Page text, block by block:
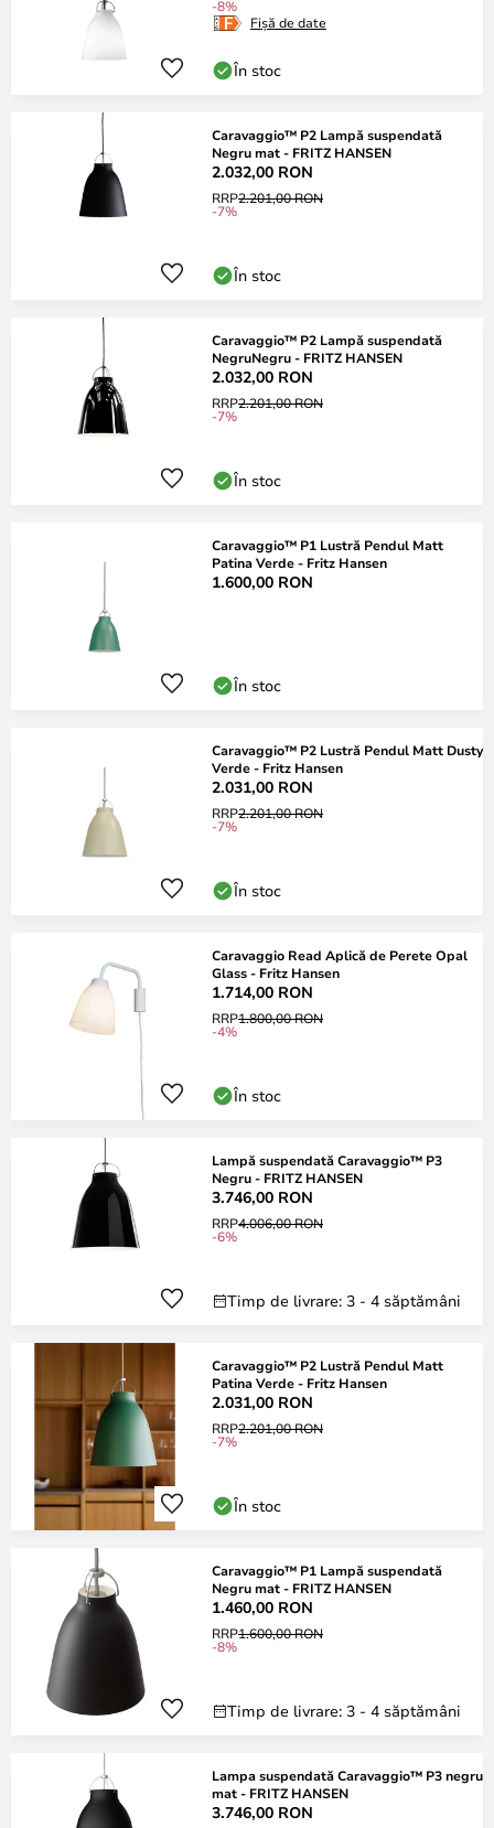
-8%
Fișă de date
În stoc
Caravaggio™ P2 Lampă suspendată
Negru mat - FRITZ HANSEN
2.032,00 RON
RRP2.201,00 RON
-7%
În stoc
Caravaggio™ P2 Lampă suspendată
NegruNegru - FRITZ HANSEN
2.032,00 RON
RRP2.201,00 RON
-7%
În stoc
Caravaggio™ P1 Lustră Pendul Matt
Patina Verde - Fritz Hansen
1.600,00 RON
În stoc
Caravaggio™ P2 Lustră Pendul Matt Dusty
Verde - Fritz Hansen
2.031,00 RON
RRP2.201,00 RON
-7%
În stoc
Caravaggio Read Aplică de Perete Opal
Glass - Fritz Hansen
1.714,00 RON
RRP1.800,00 RON
-4%
În stoc
Lampă suspendată Caravaggio™ P3
Negru - FRITZ HANSEN
3.746,00 RON
RRP4.006,00 RON
-6%
Timp de livrare: 3 - 4 săptămâni
Caravaggio™ P2 Lustră Pendul Matt
Patina Verde - Fritz Hansen
2.031,00 RON
RRP2.201,00 RON
-7%
În stoc
Caravaggio™ P1 Lampă suspendată
Negru mat - FRITZ HANSEN
1.460,00 RON
RRP1.600,00 RON
-8%
Timp de livrare: 3 - 4 săptămâni
Lampa suspendată Caravaggio™ P3 negru
mat - FRITZ HANSEN
3.746,00 RON